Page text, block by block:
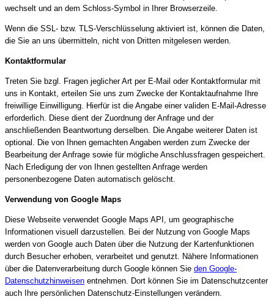
wechselt und an dem Schloss-Symbol in Ihrer Browserzeile.
Wenn die SSL- bzw. TLS-Verschlüsselung aktiviert ist, können die Daten,
die Sie an uns übermitteln, nicht von Dritten mitgelesen werden.
Kontaktformular
Treten Sie bzgl. Fragen jeglicher Art per E-Mail oder Kontaktformular mit
uns in Kontakt, erteilen Sie uns zum Zwecke der Kontaktaufnahme Ihre
freiwillige Einwilligung. Hierfür ist die Angabe einer validen E-Mail-Adresse
erforderlich. Diese dient der Zuordnung der Anfrage und der
anschließenden Beantwortung derselben. Die Angabe weiterer Daten ist
optional. Die von Ihnen gemachten Angaben werden zum Zwecke der
Bearbeitung der Anfrage sowie für mögliche Anschlussfragen gespeichert.
Nach Erledigung der von Ihnen gestellten Anfrage werden
personenbezogene Daten automatisch gelöscht.
Verwendung von Google Maps
Diese Webseite verwendet Google Maps API, um geographische
Informationen visuell darzustellen. Bei der Nutzung von Google Maps
werden von Google auch Daten über die Nutzung der Kartenfunktionen
durch Besucher erhoben, verarbeitet und genutzt. Nähere Informationen
über die Datenverarbeitung durch Google können Sie den Google-
Datenschutzhinweisen entnehmen. Dort können Sie im Datenschutzcenter
auch Ihre persönlichen Datenschutz-Einstellungen verändern.